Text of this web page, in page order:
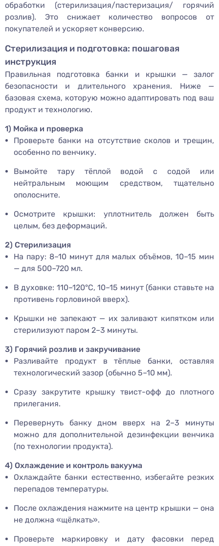
обработки (стерилизация/пастеризация/ горячий
розлив). Это снижает количество вопросов от
покупателей и ускоряет конверсию.
Стерилизация и подготовка: пошаговая
инструкция
Правильная подготовка банки и крышки — залог
безопасности и длительного хранения. Ниже —
базовая схема, которую можно адаптировать под ваш
продукт и технологию.
1) Мойка и проверка
Проверьте банки на отсутствие сколов и трещин,
особенно по венчику.
Вымойте тару тёплой водой с содой или
нейтральным моющим средством, тщательно
ополосните.
Осмотрите крышки: уплотнитель должен быть
целым, без деформаций.
2) Стерилизация
На пару: 8–10 минут для малых объёмов, 10–15 мин
— для 500–720 мл.
В духовке: 110–120°C, 10–15 минут (банки ставьте на
противень горловиной вверх).
Крышки не запекают — их заливают кипятком или
стерилизуют паром 2–3 минуты.
3) Горячий розлив и закручивание
Разливайте продукт в тёплые банки, оставляя
технологический зазор (обычно 5–10 мм).
Сразу закрутите крышку твист-офф до плотного
прилегания.
Перевернуть банку дном вверх на 2–3 минуты
можно для дополнительной дезинфекции венчика
(по технологии продукта).
4) Охлаждение и контроль вакуума
Охлаждайте банки естественно, избегайте резких
перепадов температуры.
После охлаждения нажмите на центр крышки — она
не должна «щёлкать».
Проверьте маркировку и дату фасовки перед